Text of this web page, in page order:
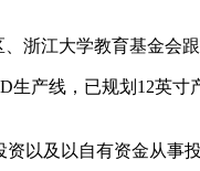
浙江大学教育基金会跟
产线，已规划12英寸
以及以自有资金从事